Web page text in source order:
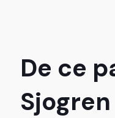
De ce